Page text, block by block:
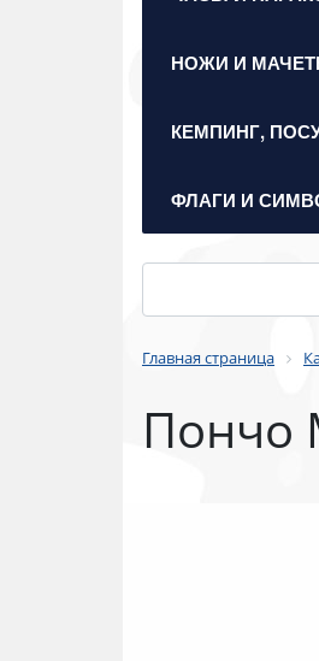
НОЖИ И
КЕМПИНГ,
ФЛАГИ И
Главная страница
Пончо